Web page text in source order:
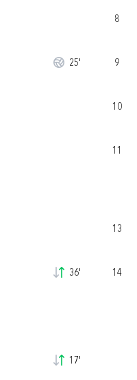
25'
36'
17'
8
9
10
11
13
14